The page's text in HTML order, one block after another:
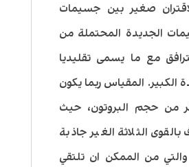
صغير بين جسيمات
الجديدة المحتملة من
مع ما يسمى تقليديا
الكبير. المقياس ربما يكون
من حجم البروتون، حيث
الثلاثة الغير جاذبة
من الممكن ان تلتقي